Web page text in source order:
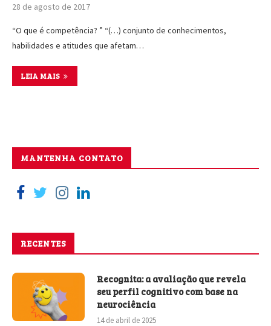
28 de agosto de 2017
“O que é competência? ” “(…) conjunto de conhecimentos,
habilidades e atitudes que afetam…
LEIA MAIS
MANTENHA CONTATO
RECENTES
Recognita: a avaliação que revela
seu perfil cognitivo com base na
neurociência
14 de abril de 2025